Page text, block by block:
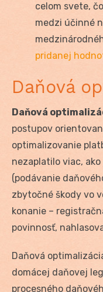
celom svete,
medzi účinné
pridanej
Daňová
Daňová
postupov
optimalizovanie
nezaplatilo viac,
(podávanie
zbytočné škody vo
konanie –
povinnosť,
Daňová
domácej daňovej
procesného